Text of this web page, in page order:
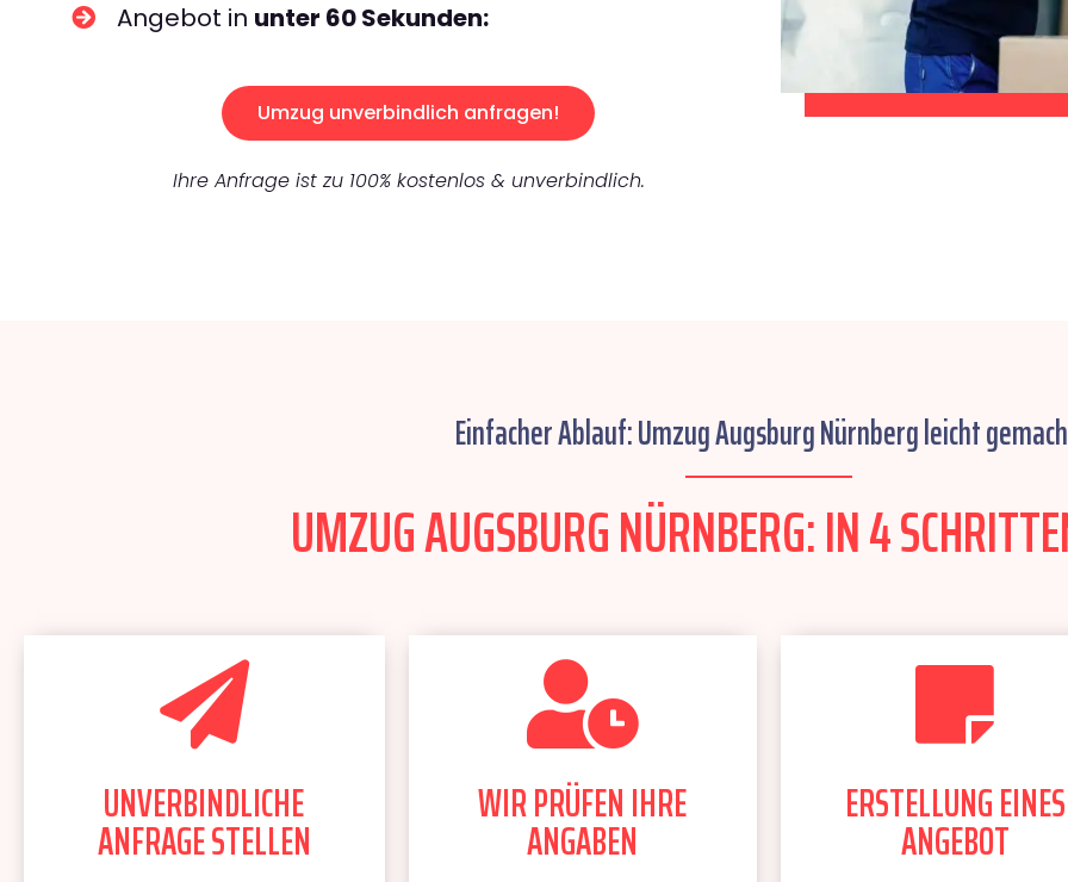
Angebot in unter 60 Sekunden:
Umzug unverbindlich anfragen!
Ihre Anfrage ist zu 100% kostenlos & unverbindlich.
Einfacher Ablauf: Umzug Augsburg Nürnberg leicht
UMZUG AUGSBURG NÜRNBERG: IN 4
UNVERBINDLICHE
ANFRAGE STELLEN
WIR PRÜFEN IHRE
ANGABEN
ERSTELLUNG EINES
ANGEBOT